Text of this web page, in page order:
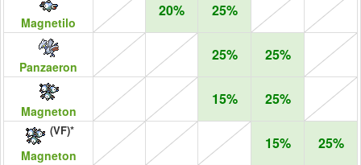
Magnetilo
20% 25%
Panzaeron
25% 25%
Magneton
15% 25%
(VF)*
Magneton
15% 25%